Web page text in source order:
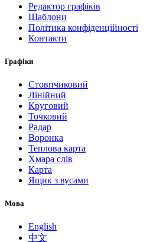
Редактор графіків
Шаблони
Політика конфіденційності
Контакти
Графіки
Стовпчиковий
Лінійний
Круговий
Точковий
Радар
Воронка
Теплова карта
Хмара слів
Карта
Ящик з вусами
Мова
English
中文